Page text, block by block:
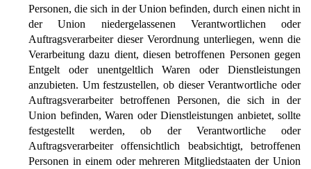
Personen, die sich in der Union befinden, durch einen nicht in
der Union niedergelassenen Verantwortlichen oder
Auftragsverarbeiter dieser Verordnung unterliegen, wenn die
Verarbeitung dazu dient, diesen betroffenen Personen gegen
Entgelt oder unentgeltlich Waren oder Dienstleistungen
anzubieten. Um festzustellen, ob dieser Verantwortliche oder
Auftragsverarbeiter betroffenen Personen, die sich in der
Union befinden, Waren oder Dienstleistungen anbietet, sollte
festgestellt werden, ob der Verantwortliche oder
Auftragsverarbeiter offensichtlich beabsichtigt, betroffenen
Personen in einem oder mehreren Mitgliedstaaten der Union